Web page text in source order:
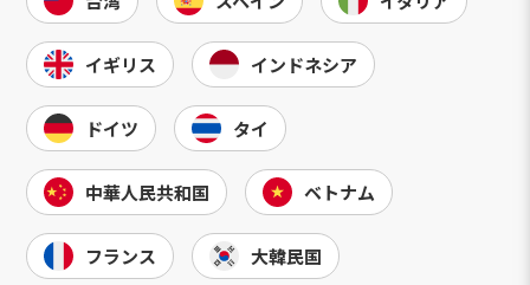
イギリス インドネシア
ドイツ タイ
中華人民共和国 ベトナム
フランス 大韓民国